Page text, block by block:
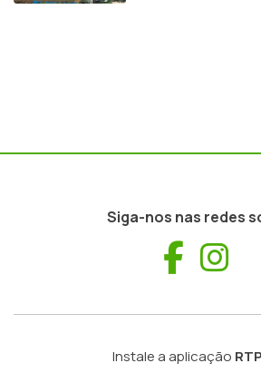
Siga-nos nas redes
Instale a aplicação